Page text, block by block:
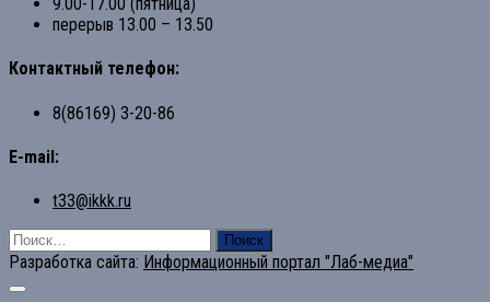
перерыв 13.00 – 13.50
Контактный телефон:
8(86169) 3-20-86
E-mail:
t33@ikkk.ru
Найти:
Разработка сайта: Информационный портал "Лаб-медиа"